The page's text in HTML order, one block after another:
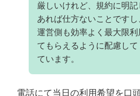
厳しいけれど、規約に明記
あれば仕方ないことですし
運営側も効率よく最大限利
てもらえるように配慮して
ています。
電話にて当日の利用希望を口